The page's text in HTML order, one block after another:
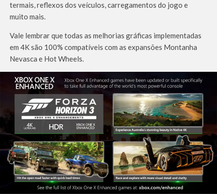
termais, reflexos dos veículos, carregamentos do jogo e
muito mais.
Vale lembrar que todas as melhorias gráficas implementadas
em 4K são 100% compatíveis com as expansões Montanha
Nevasca e Hot Wheels.